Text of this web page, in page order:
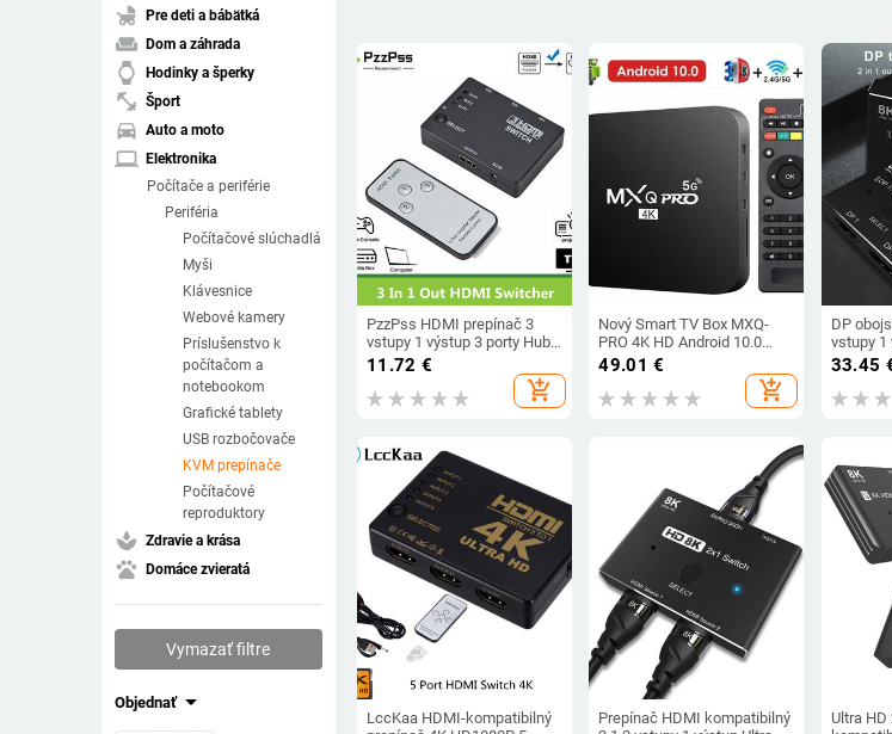
child_friendly Pre deti a bábätká
weekend Dom a záhrada
watch Hodinky a šperky
fitness_center Šport
directions_car Auto a moto
laptop Elektronika
Počítače a periférie
Periféria
Počítačové slúchadlá
Myši
Klávesnice
Webové kamery
Príslušenstvo k
počítačom a
notebookom
Grafické tablety
USB rozbočovače
KVM prepínače
Počítačové
reproduktory
spa Zdravie a krása
pets Domáce zvieratá
Vymazať filtre
Objednaťarrow_drop_down
PzzPss HDMI prepínač 3
vstupy 1 výstup 3 porty Hub
Box automatický prepínač
1080p HD 1.4 s diaľkovým
ovládaním pre HDTV
XBOX360 DVD projektor
11.72 €
add_shopping_cart
Nový Smart TV Box MXQ-
PRO 4K HD Android 10.0
Smart TV Box 2.4/5G Dual-
WIFI 3D video prehrávač
médií Domáce kino TV set-
49.01 €
add_shopping_cart
DP
vstupy 1
výstupy
play
33.45
LccKaa HDMI-kompatibilný
Prepínač HDMI kompatibilný
Ultra HD